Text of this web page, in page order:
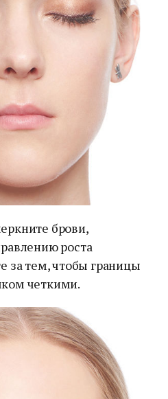
брови,
роста
за тем, чтобы границы
четкими.